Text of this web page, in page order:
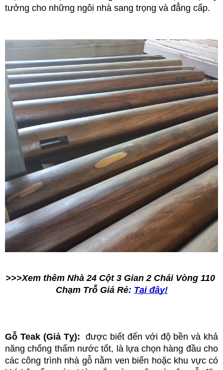
tưởng cho những ngôi nhà sang trọng và đẳng cấp.
>>>Xem thêm Nhà 24 Cột 3 Gian 2 Chái Vòng 110
Chạm Trỗ Giá Rẻ: Tại đây!
Gỗ Teak (Giả Tỵ): được biết đến với độ bền và khả
năng chống thấm nước tốt, là lựa chọn hàng đầu cho
các công trình nhà gỗ nằm ven biển hoặc khu vực có